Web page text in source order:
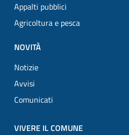
Appalti pubblici
Agricoltura e pesca
NOVITÀ
Notizie
Avvisi
Comunicati
VIVERE IL COMUNE